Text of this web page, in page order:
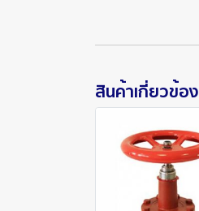
สินค้าเกี่ยวข้อง